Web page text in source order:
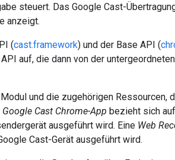
steuert. Das Google Cast-
anzeigt.
(cast.framework) und der Base API (
auf, die dann von der
und die zugehörigen Ressourcen,
Google Cast Chrome-App bezieht sich
ausgeführt wird. Eine Web
Cast-Gerät ausgeführt wird.